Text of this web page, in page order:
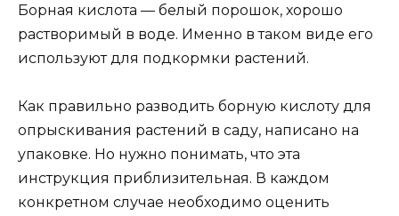
Борная кислота — белый порошок, хорошо
растворимый в воде. Именно в таком виде его
используют для подкормки растений.
Как правильно разводить борную кислоту для
опрыскивания растений в саду, написано на
упаковке. Но нужно понимать, что эта
инструкция приблизительная. В каждом
конкретном случае необходимо оценить